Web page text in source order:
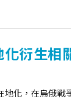
衍生相
化，在烏俄